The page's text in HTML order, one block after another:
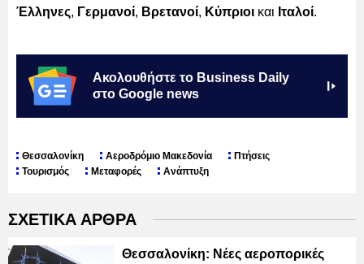
Έλληνες, Γερμανοί, Βρετανοί, Κύπριοι και Ιταλοί.
Ακολουθήστε το Business Daily
στο Google news
Θεσσαλονίκη Αεροδρόμιο Μακεδονία
Πτήσεις
Τουρισμός
Μεταφορές Ανάπτυξη
ΣΧΕΤΙΚΑ ΑΡΘΡΑ
Θεσσαλονίκη: Νέες αεροπορικές